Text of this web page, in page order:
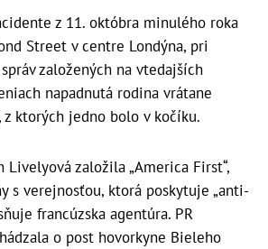
z 11. októbra minulého roka
Street v centre Londýna, pri
založených na vtedajších
napadnutá rodina vrátane
ktorých jedno bolo v kočíku.
Livelyová založila „America First“,
s verejnosťou, ktorá poskytuje „anti-
francúzska agentúra. PR
o post hovorkyne Bieleho